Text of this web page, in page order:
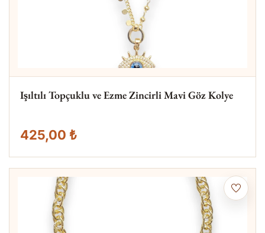
Işıltılı Topçuklu ve Ezme Zincirli Mavi Göz Kolye
425,00 ₺